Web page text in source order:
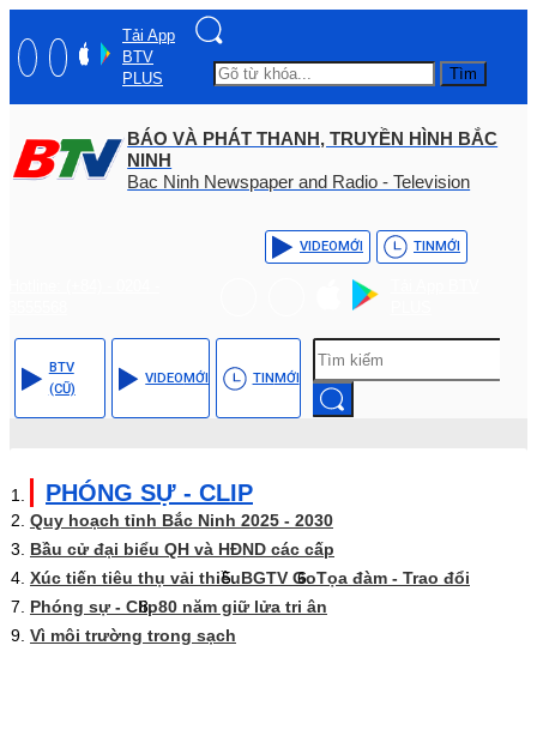
Tải App
BTV
PLUS
Tìm
BÁO VÀ PHÁT THANH, TRUYỀN HÌNH BẮC
NINH
Bac Ninh Newspaper and Radio - Television
VIDEOMỚI TINMỚI
BTV
(CŨ)
VIDEOMỚI TINMỚI
PHÓNG SỰ - CLIP
Quy hoạch tỉnh Bắc Ninh 2025 - 2030
Bầu cử đại biểu QH và HĐND các cấp
Xúc tiến tiêu thụ vải thiềuBGTV GoTọa đàm - Trao đổi
Phóng sự - Clip80 năm giữ lửa tri ân
Vì môi trường trong sạch